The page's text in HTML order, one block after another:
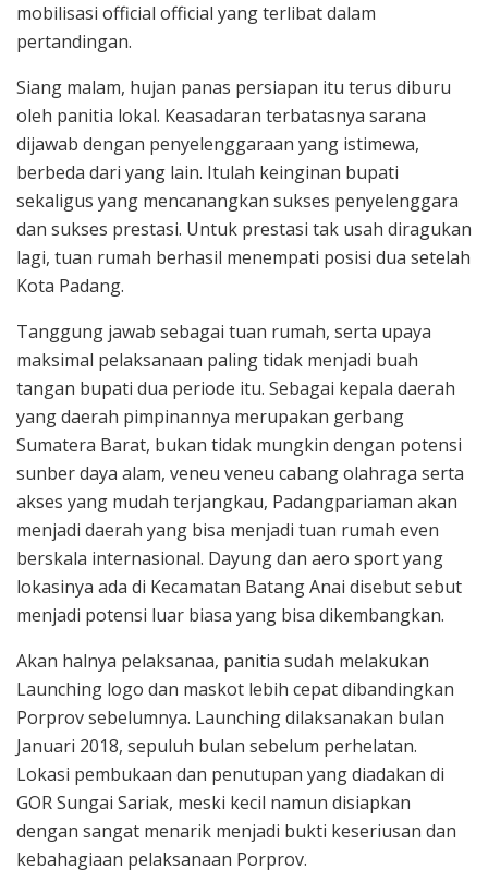
mobilisasi official official yang terlibat dalam
pertandingan.
Siang malam, hujan panas persiapan itu terus diburu
oleh panitia lokal. Keasadaran terbatasnya sarana
dijawab dengan penyelenggaraan yang istimewa,
berbeda dari yang lain. Itulah keinginan bupati
sekaligus yang mencanangkan sukses penyelenggara
dan sukses prestasi. Untuk prestasi tak usah diragukan
lagi, tuan rumah berhasil menempati posisi dua setelah
Kota Padang.
Tanggung jawab sebagai tuan rumah, serta upaya
maksimal pelaksanaan paling tidak menjadi buah
tangan bupati dua periode itu. Sebagai kepala daerah
yang daerah pimpinannya merupakan gerbang
Sumatera Barat, bukan tidak mungkin dengan potensi
sunber daya alam, veneu veneu cabang olahraga serta
akses yang mudah terjangkau, Padangpariaman akan
menjadi daerah yang bisa menjadi tuan rumah even
berskala internasional. Dayung dan aero sport yang
lokasinya ada di Kecamatan Batang Anai disebut sebut
menjadi potensi luar biasa yang bisa dikembangkan.
Akan halnya pelaksanaa, panitia sudah melakukan
Launching logo dan maskot lebih cepat dibandingkan
Porprov sebelumnya. Launching dilaksanakan bulan
Januari 2018, sepuluh bulan sebelum perhelatan.
Lokasi pembukaan dan penutupan yang diadakan di
GOR Sungai Sariak, meski kecil namun disiapkan
dengan sangat menarik menjadi bukti keseriusan dan
kebahagiaan pelaksanaan Porprov.